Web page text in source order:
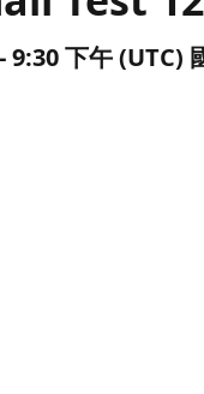
下午 (UTC)